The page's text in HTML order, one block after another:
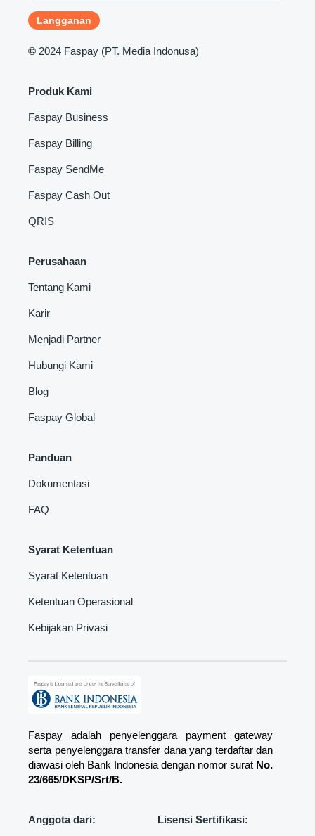
© 2024 Faspay (PT. Media Indonusa)
Produk Kami
Faspay Business
Faspay Billing
Faspay SendMe
Faspay Cash Out
QRIS
Perusahaan
Tentang Kami
Karir
Menjadi Partner
Hubungi Kami
Blog
Faspay Global
Panduan
Dokumentasi
FAQ
Syarat Ketentuan
Syarat Ketentuan
Ketentuan Operasional
Kebijakan Privasi
Faspay adalah penyelenggara payment gateway
serta penyelenggara transfer dana yang terdaftar dan
diawasi oleh Bank Indonesia dengan nomor surat No.
23/665/DKSP/Srt/B.
Anggota dari: Lisensi Sertifikasi: